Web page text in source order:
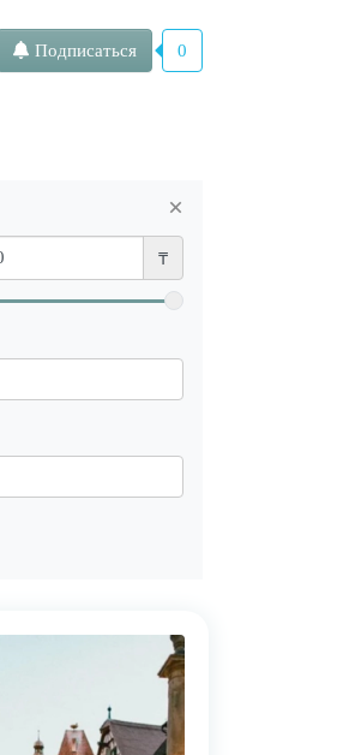
Подписаться 0
×
₸